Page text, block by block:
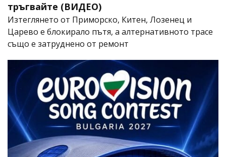
тръгвайте (ВИДЕО)
Изтеглянето от Приморско, Китен, Лозенец и
Царево е блокирало пътя, а алтернативното трасе
също е затруднено от ремонт